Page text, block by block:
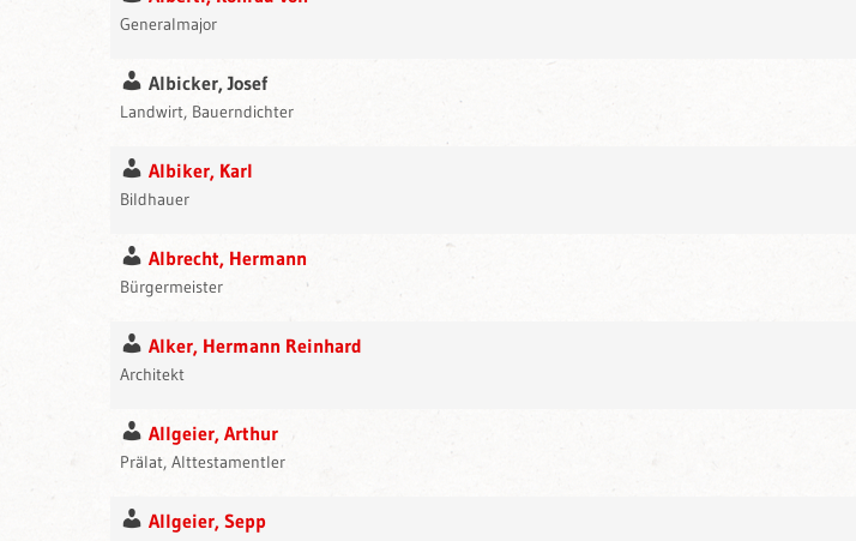
Generalmajor
Albicker, Josef
Landwirt, Bauerndichter
Albiker, Karl
Bildhauer
Albrecht, Hermann
Bürgermeister
Alker, Hermann Reinhard
Architekt
Allgeier, Arthur
Prälat, Alttestamentler
Allgeier, Sepp